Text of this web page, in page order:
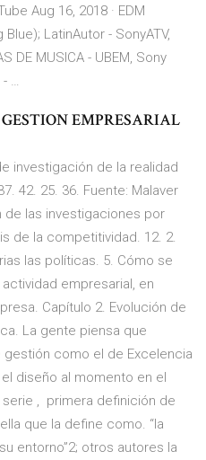
Aug 16, 2018 · EDM
LatinAutor - SonyATV,
DE MUSICA - UBEM, Sony
- …
EMPRESARIAL
investigación de la realidad
42. 25. 36. Fuente: Malaver
de las investigaciones por
de la competitividad. 12. 2.
las políticas. 5. Cómo se
empresarial, en
Capítulo 2. Evolución de
La gente piensa que
como el de Excelencia
diseño al momento en el
, primera definición de
que la define como. “la
entorno”2; otros autores la